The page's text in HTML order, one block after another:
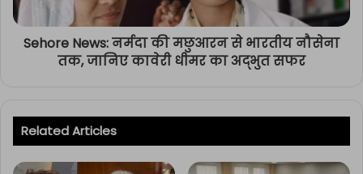
Sehore News: नर्मदा की मछुआरन से भारतीय नौसेना
तक, जानिए कावेरी धीमर का अद्भुत सफर
Related Articles